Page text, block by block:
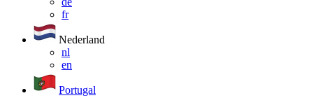
fr
Nederland
nl
en
Portugal